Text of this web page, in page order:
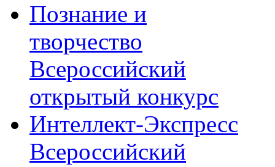
Познание и
творчество
Всероссийский
открытый конкурс
Интеллект-Экспресс
Всероссийский